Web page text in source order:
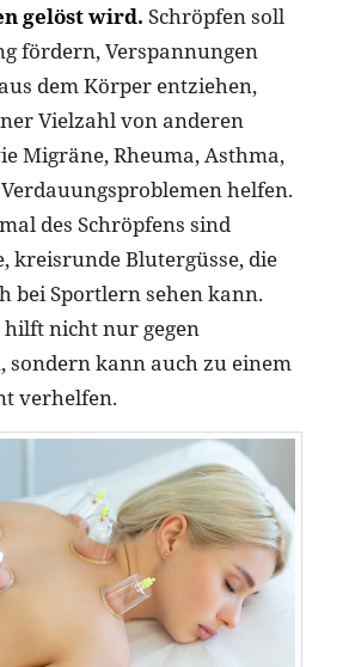
gelöst wird. Schröpfen soll
fördern, Verspannungen
dem Körper entziehen,
Vielzahl von anderen
Migräne, Rheuma, Asthma,
helfen.
des Schröpfens sind
kreisrunde Blutergüsse, die
bei Sportlern sehen kann.
hilft nicht nur gegen
sondern kann auch zu einem
verhelfen.